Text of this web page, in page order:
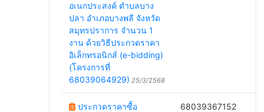
อเนกประสงค์ ตำบลบาง
ปลา อำเภอบางพลี จังหวัด
สมุทรปราการ จำนวน 1
งาน ด้วยวิธีประกวดราคา
อิเล็กทรอนิกส์ (e-bidding)
(โครงการที่
68039064929) 25/3/2568
ประกวดราคาซื้อ
68039367152